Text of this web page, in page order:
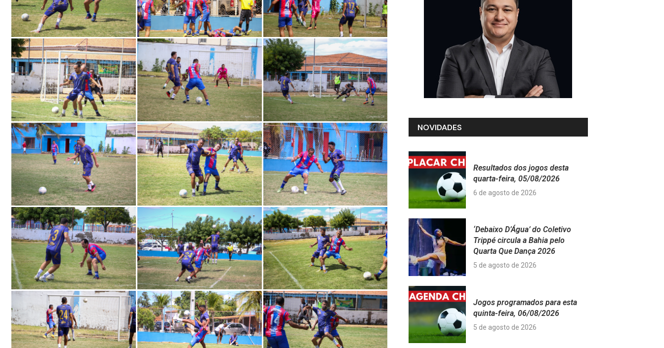
NOVIDADES
Resultados dos jogos desta
quarta-feira, 05/08/2026
6 de agosto de 2026
‘Debaixo D’Água’ do Coletivo
Trippé circula a Bahia pelo
Quarta Que Dança 2026
5 de agosto de 2026
Jogos programados para esta
quinta-feira, 06/08/2026
5 de agosto de 2026